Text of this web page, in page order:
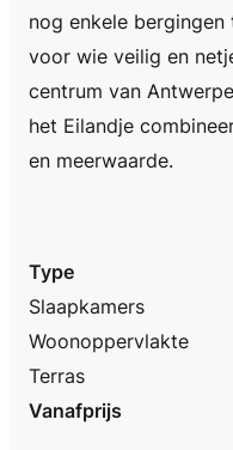
nog enkele
voor wie veilig en
centrum van
het Eilandje
en meerwaarde.
Type
Slaapkamers
Woonoppervlakte
Terras
Vanafprijs